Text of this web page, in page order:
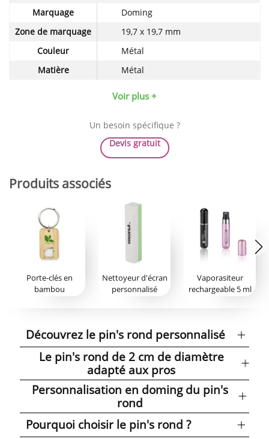
Détails
techniques
du
produit
Marquage
Doming
Zone de marquage
19,7 x 19,7 mm
Couleur
Métal
Matière
Métal
Voir plus +
Un besoin spécifique ?
Devis gratuit
Produits associés
Porte-clés en
bambou
Nettoyeur d'écran
personnalisé
Vaporasiteur
rechargeable 5 ml
Découvrez le pin's rond personnalisé
Le pin's rond de 2 cm de diamètre
adapté aux pros
Personnalisation en doming du pin's
rond
Pourquoi choisir le pin's rond ?